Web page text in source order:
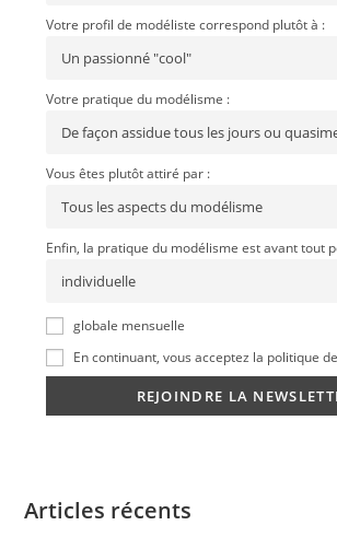
Votre profil de modéliste correspond plutôt à :
Votre pratique du modélisme :
Vous êtes plutôt attiré par :
Enfin, la pratique du modélisme est avant tout
globale mensuelle
En continuant, vous acceptez la politique
Articles récents